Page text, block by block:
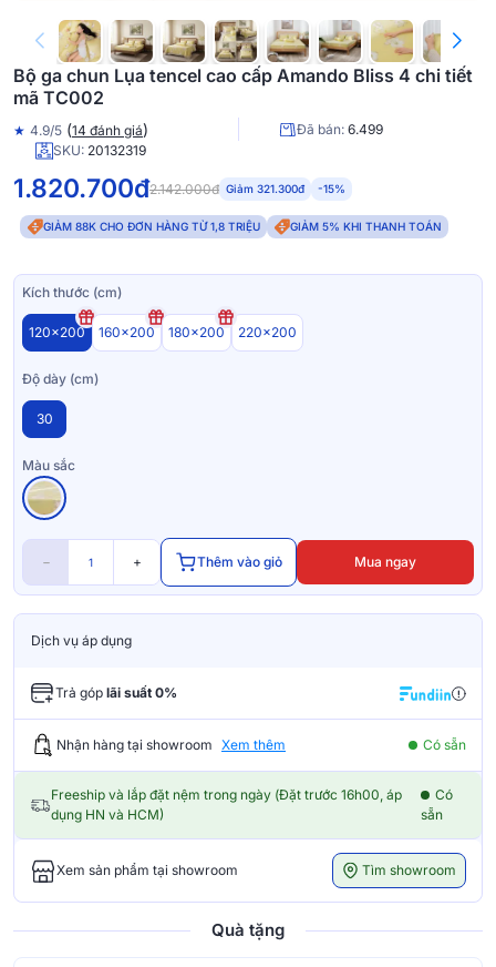
Bộ ga chun Lụa tencel cao cấp Amando Bliss 4 chi tiết
mã TC002
★ 4.9/5 (14 đánh giá) Đã bán: 6.499
SKU: 20132319
1.820.700đ2.142.000đ Giảm 321.300đ -15%
GIẢM 88K CHO ĐƠN HÀNG TỪ 1,8 TRIỆU GIẢM 5% KHI THANH TOÁN
Kích thước (cm)
120x200 160x200 180x200 220x200
Độ dày (cm)
30
Màu sắc
− + Thêm vào giỏ Mua ngay
Dịch vụ áp dụng
Trả góp lãi suất 0%
Nhận hàng tại showroom Xem thêm Có sẵn
Freeship và lắp đặt nệm trong ngày (Đặt trước 16h00, áp
dụng HN và HCM)
Có
sẵn
Xem sản phẩm tại showroom Tìm showroom
Quà tặng